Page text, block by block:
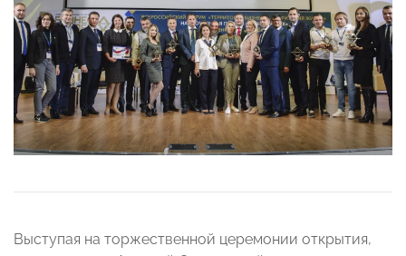
Выступая на торжественной церемонии открытия,